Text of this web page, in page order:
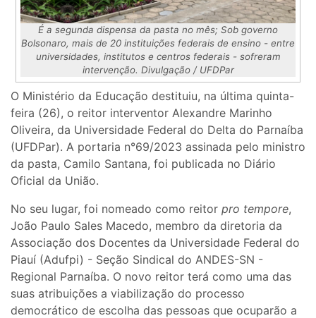
É a segunda dispensa da pasta no mês; Sob governo
Bolsonaro, mais de 20 instituições federais de ensino - entre
universidades, institutos e centros federais - sofreram
intervenção. Divulgação / UFDPar
O Ministério da Educação destituiu, na última quinta-
feira (26), o reitor interventor Alexandre Marinho
Oliveira, da Universidade Federal do Delta do Parnaíba
(UFDPar). A portaria n°69/2023 assinada pelo ministro
da pasta, Camilo Santana, foi publicada no Diário
Oficial da União.
No seu lugar, foi nomeado como reitor pro tempore,
João Paulo Sales Macedo, membro da diretoria da
Associação dos Docentes da Universidade Federal do
Piauí (Adufpi) - Seção Sindical do ANDES-SN -
Regional Parnaíba. O novo reitor terá como uma das
suas atribuições a viabilização do processo
democrático de escolha das pessoas que ocuparão a